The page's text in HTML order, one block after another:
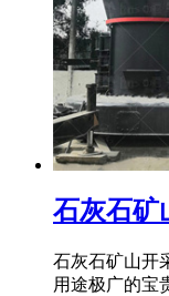
石灰石矿
石灰石矿山开
用途极广的宝